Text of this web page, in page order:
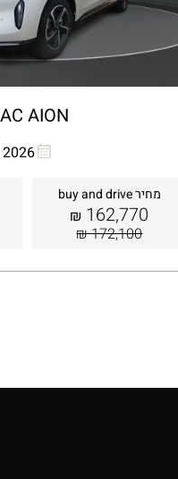
AION
2026
מחיר buy and drive
162,770
₪
172,100 ₪